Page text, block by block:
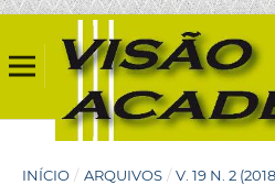
INÍCIO / ARQUIVOS / V. 19 N. 2